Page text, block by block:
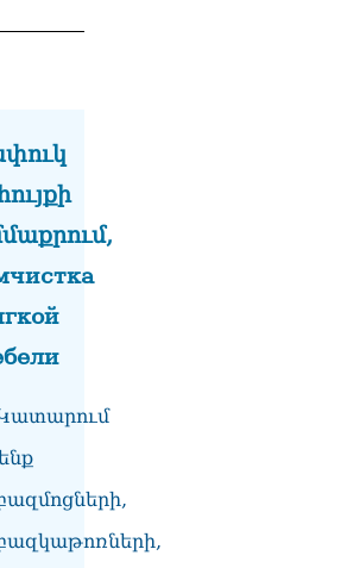
07.08.2026
ՏԵՍԱՆՅՈւԹ․ «Այսօր ձեզ
Ռուզաննա Երեմյանին